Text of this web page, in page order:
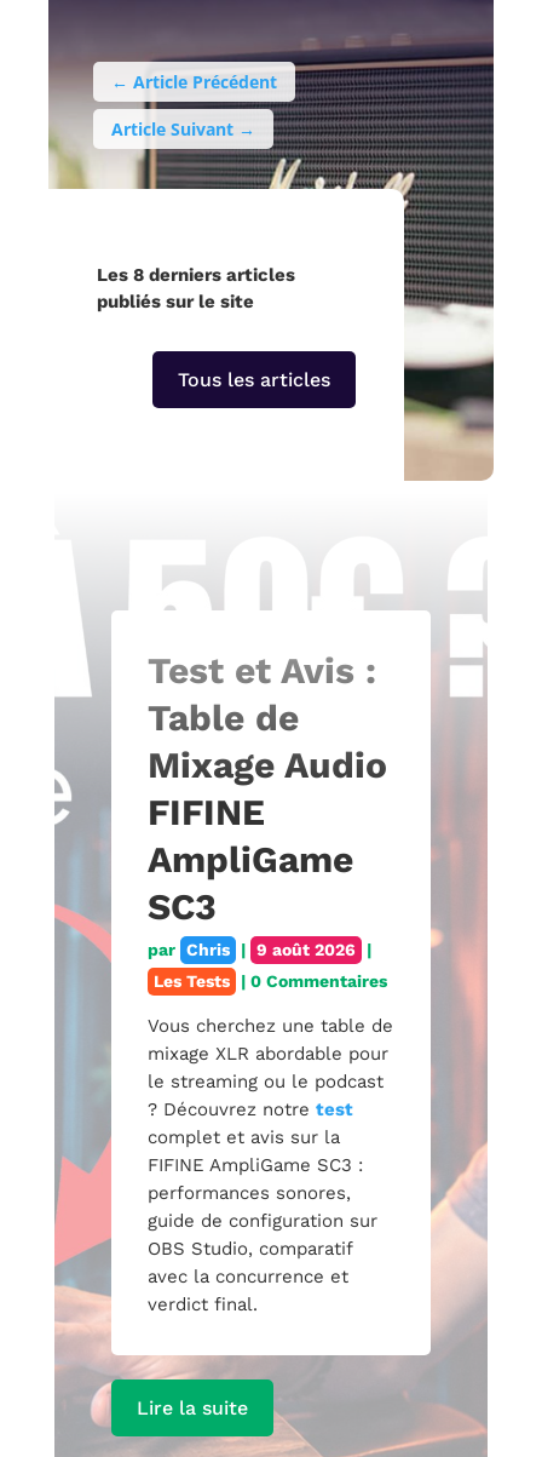
← Article Précédent
Article Suivant→
Les 8 derniers articles
publiés sur le site
Tous les articles
Test et Avis :
Table de
Mixage Audio
FIFINE
AmpliGame
SC3
par Chris | 9 août 2026
|
Les Tests
| 0 Commentaires
Vous cherchez une table de
mixage XLR abordable pour
le streaming ou le podcast
? Découvrez notre test
complet et avis sur la
FIFINE AmpliGame SC3 :
performances sonores,
guide de configuration sur
OBS Studio, comparatif
avec la concurrence et
verdict final.
Lire la suite